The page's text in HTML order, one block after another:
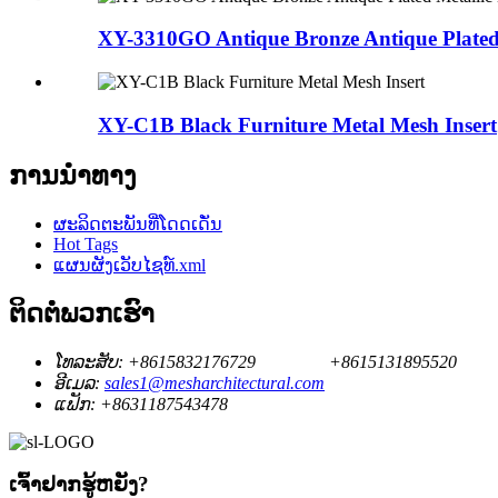
XY-3310GO Antique Bronze Antique
XY-C1B Black Furniture Metal Mesh Insert
ການນໍາທາງ
ຜະລິດຕະພັນທີ່ໂດດເດັ່ນ
Hot Tags
ແຜນຜັງເວັບໄຊທ໌.xml
ຕິດ​ຕໍ່​ພວກ​ເຮົາ
ໂທລະສັບ: +8615832176729
+8615131895520
ອີເມລ: sales1@mesharchitectural.com
ແຟັກ: +8631187543478
ເຈົ້າ​ຢາກ​ຮູ້​ຫຍັງ?